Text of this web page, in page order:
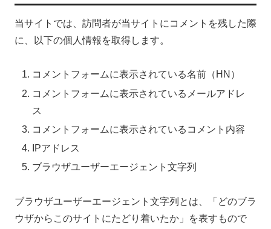
当サイトでは、訪問者が当サイトにコメントを残した際
に、以下の個人情報を取得します。
コメントフォームに表示されている名前（HN）
コメントフォームに表示されているメールアドレ
ス
コメントフォームに表示されているコメント内容
IPアドレス
ブラウザユーザーエージェント文字列
ブラウザユーザーエージェント文字列とは、「どのブラ
ウザからこのサイトにたどり着いたか」を表すもので